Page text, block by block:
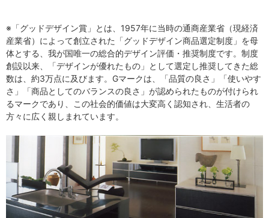
※「グッドデザイン賞」とは、1957年に当時の通商産業省（現経済
産業省）によって創立された「グッドデザイン商品選定制度」を母
体とする、我が国唯一の総合的デザイン評価・推奨制度です。制度
創設以来、「デザインが優れたもの」として選定し推奨してきた総
数は、約3万点に及びます。Gマークは、「品質の良さ」「使いやす
さ」「商品としてのバランスの良さ」が認められたものが付けられ
るマークであり、この社会的価値は大変高く認知され、生活者の
方々に広く親しまれています。